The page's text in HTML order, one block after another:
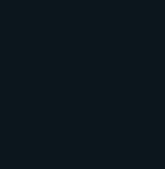
uitgevoerd op de wijze als in
artikel is omschreven, kunnen de
uit een duurzaam bevestigde plaat
cm lengte en 4 cm hoogte, waarvan
is met het vlak van inzinking tot
is gemeten en waarvan het
door een verticale lijn.
ijkmerken vormen of bij de andere
duidelijke tekens, een metingsmerk
bestaande uit de hierna
of -nummers van het
meetbrief uitgeeft;
van de meetbrief.